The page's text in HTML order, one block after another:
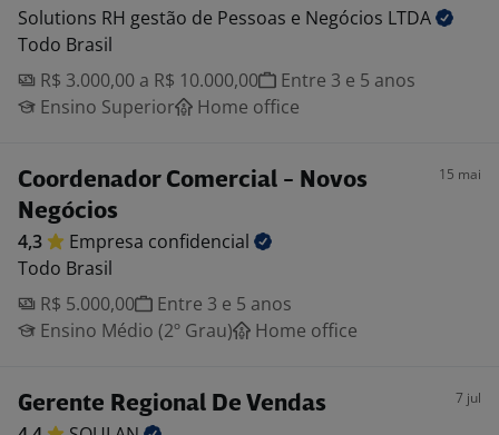
Solutions RH gestão de Pessoas e Negócios LTDA
Todo Brasil
R$ 3.000,00 a R$ 10.000,00
Entre 3 e 5 anos
Ensino Superior
Home office
Coordenador Comercial - Novos
Negócios
15 mai
4,3 Empresa confidencial
Todo Brasil
R$ 5.000,00
Entre 3 e 5 anos
Ensino Médio (2º Grau)
Home office
Gerente Regional De Vendas 7 jul